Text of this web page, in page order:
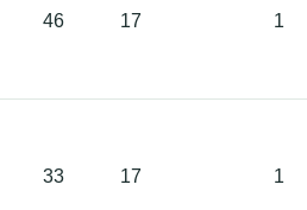
46 17 1
33 17 1